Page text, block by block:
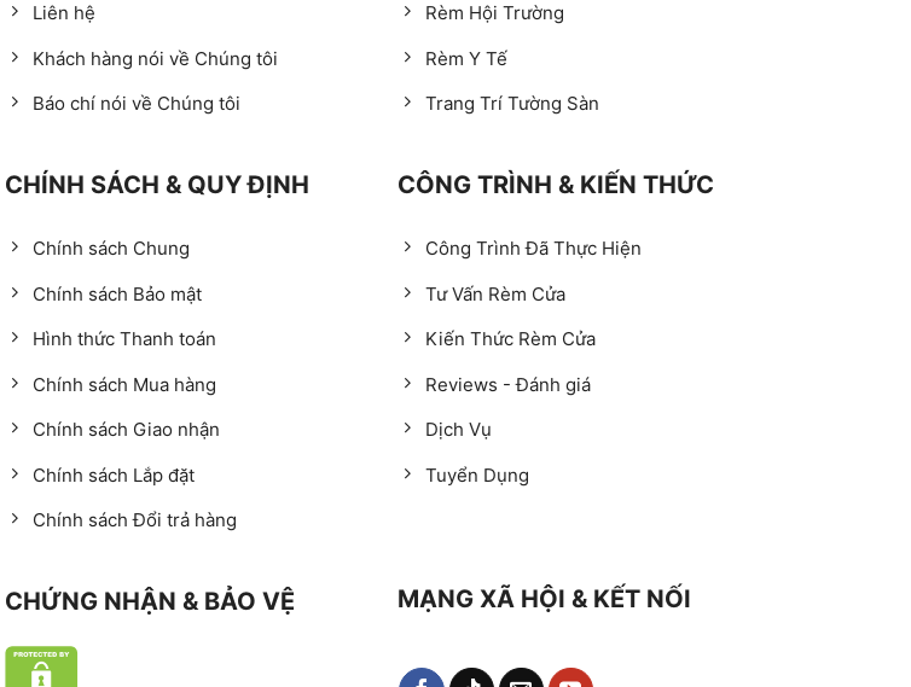
Liên hệ
Khách hàng nói về Chúng tôi
Báo chí nói về Chúng tôi
CHÍNH SÁCH & QUY ĐỊNH
Chính sách Chung
Chính sách Bảo mật
Hình thức Thanh toán
Chính sách Mua hàng
Chính sách Giao nhận
Chính sách Lắp đặt
Chính sách Đổi trả hàng
CHỨNG NHẬN & BẢO VỆ
Rèm Hội Trường
Rèm Y Tế
Trang Trí Tường Sàn
CÔNG TRÌNH & KIẾN THỨC
Công Trình Đã Thực Hiện
Tư Vấn Rèm Cửa
Kiến Thức Rèm Cửa
Reviews - Đánh giá
Dịch Vụ
Tuyển Dụng
MẠNG XÃ HỘI & KẾT NỐI